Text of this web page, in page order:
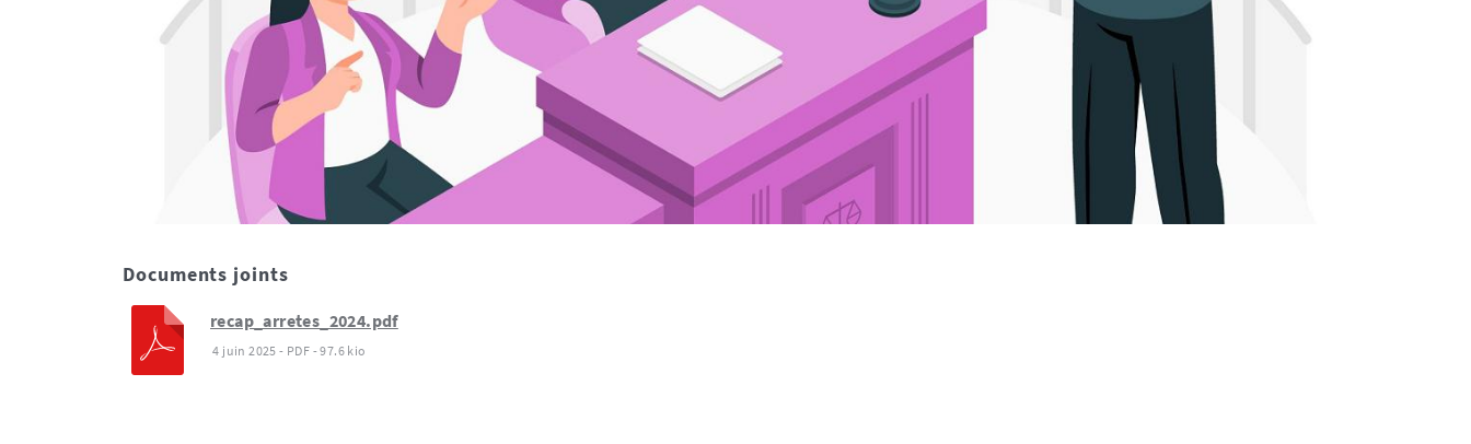
Documents joints
recap_arretes_2024.pdf
4 juin 2025 - PDF -97.6 kio